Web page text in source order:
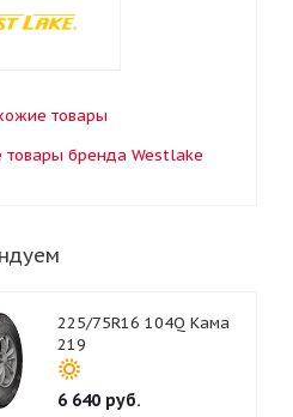
товары
товары бренда Westlake
225/75R16 104Q Кама
219
6 640руб.